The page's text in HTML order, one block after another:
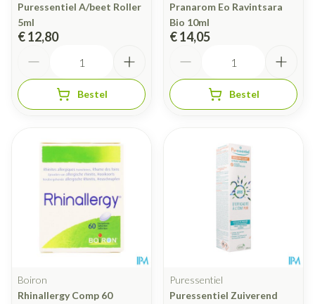
Puressentiel A/beet Roller
5ml
€ 12,80
Bestel
Pranarom Eo Ravintsara
Bio 10ml
€ 14,05
Bestel
Boiron
Rhinallergy Comp 60
Puressentiel
Puressentiel Zuiverend